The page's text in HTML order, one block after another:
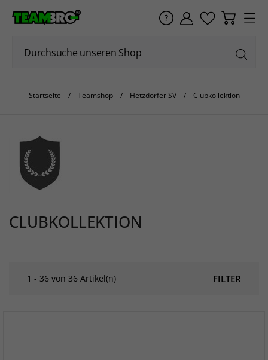
Startseite Teamshop Hetzdorfer SV Clubkollektion
CLUBKOLLEKTION
FILTER
1 - 36 von 36 Artikel(n)